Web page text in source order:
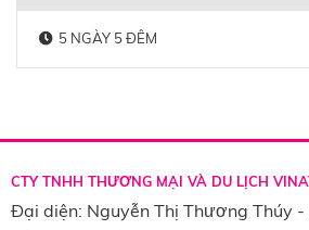
5 NGÀY 5 ĐÊM
CTY TNHH THƯƠNG MẠI VÀ DU LỊCH
Đại diện: Nguyễn Thị Thương Thúy -